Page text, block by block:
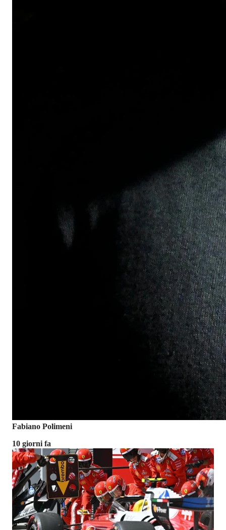
Fabiano Polimeni
10 giorni fa